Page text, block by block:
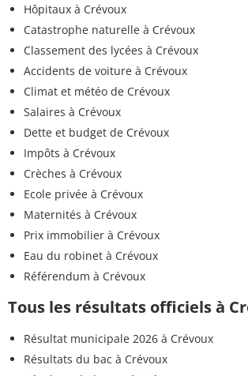
Hôpitaux à Crévoux
Catastrophe naturelle à Crévoux
Classement des lycées à Crévoux
Accidents de voiture à Crévoux
Climat et météo de Crévoux
Salaires à Crévoux
Dette et budget de Crévoux
Impôts à Crévoux
Crèches à Crévoux
Ecole privée à Crévoux
Maternités à Crévoux
Prix immobilier à Crévoux
Eau du robinet à Crévoux
Référendum à Crévoux
Tous les résultats officiels à
Résultat municipale 2026 à Crévoux
Résultats du bac à Crévoux